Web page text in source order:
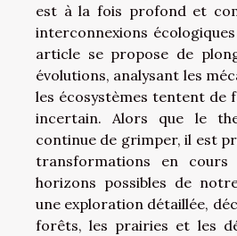
est à la fois profond et
interconnexions
article se propose de
évolutions, analysant les
les écosystèmes tentent de
incertain. Alors que le
continue de grimper, il est
transformations en
horizons possibles de
une exploration détaillée,
forêts, les prairies et les